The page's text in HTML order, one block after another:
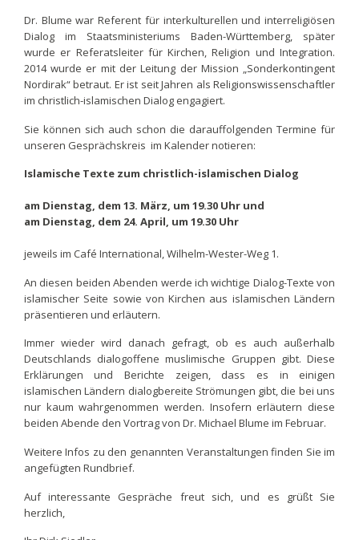
Dr. Blume war Referent für interkulturellen und interreligiösen
Dialog im Staatsministeriums Baden-Württemberg, später
wurde er Referatsleiter für Kirchen, Religion und Integration.
2014 wurde er mit der Leitung der Mission „Sonderkontingent
Nordirak“ betraut. Er ist seit Jahren als Religionswissenschaftler
im christlich-islamischen Dialog engagiert.
Sie können sich auch schon die darauffolgenden Termine für
unseren Gesprächskreis im Kalender notieren:
Islamische Texte zum christlich-islamischen Dialog
am Dienstag, dem 13. März, um 19.30 Uhr und
am Dienstag, dem 24. April, um 19.30 Uhr
jeweils im Café International, Wilhelm-Wester-Weg 1.
An diesen beiden Abenden werde ich wichtige Dialog-Texte von
islamischer Seite sowie von Kirchen aus islamischen Ländern
präsentieren und erläutern.
Immer wieder wird danach gefragt, ob es auch außerhalb
Deutschlands dialogoffene muslimische Gruppen gibt. Diese
Erklärungen und Berichte zeigen, dass es in einigen
islamischen Ländern dialogbereite Strömungen gibt, die bei uns
nur kaum wahrgenommen werden. Insofern erläutern diese
beiden Abende den Vortrag von Dr. Michael Blume im Februar.
Weitere Infos zu den genannten Veranstaltungen finden Sie im
angefügten Rundbrief.
Auf interessante Gespräche freut sich, und es grüßt Sie
herzlich,